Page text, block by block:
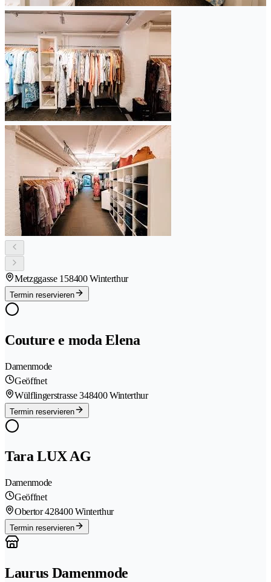
Metzggasse 158400 Winterthur
Termin reservieren
Couture e moda Elena
Damenmode
Geöffnet
Wülflingerstrasse 348400 Winterthur
Termin reservieren
Tara LUX AG
Damenmode
Geöffnet
Obertor 428400 Winterthur
Termin reservieren
Laurus Damenmode